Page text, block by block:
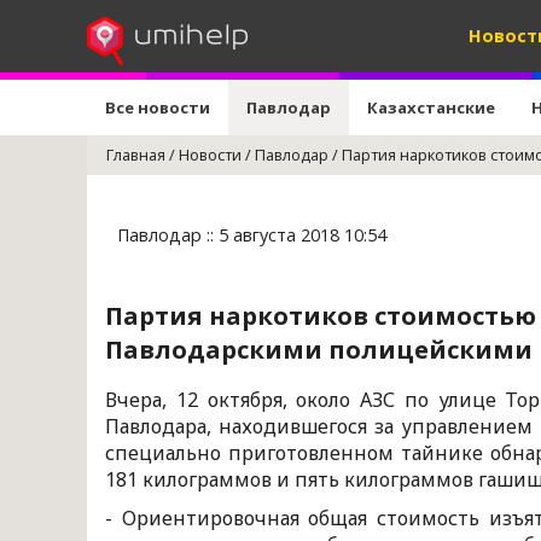
Все новости Павлодар Казахстанские
Главная /Новости /Павлодар /Партия наркотиков
Павлодар :: 5 августа 2018 10:54
Партия наркотиков
Павлодарскими полицейскими
Вчера, 12 октября, около АЗС по улице
Павлодара, находившегося за
специально приготовленном тайнике
181 килограммов и пять килограммов
- Ориентировочная общая стоимость